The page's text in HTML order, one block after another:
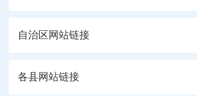
自治区网站链接
各县网站链接